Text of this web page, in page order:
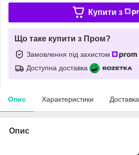
Купити з
Що таке купити з Пром?
Замовлення під захистом
Доступна доставка
Опис Характеристики Доставка
Опис